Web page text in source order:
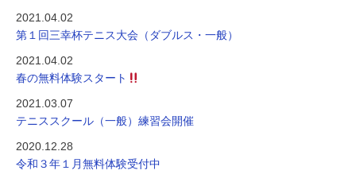
2021.04.02
第１回三幸杯テニス大会（ダブルス・一般）
2021.04.02
春の無料体験スタート
2021.03.07
テニススクール（一般）練習会開催
2020.12.28
令和３年１月無料体験受付中